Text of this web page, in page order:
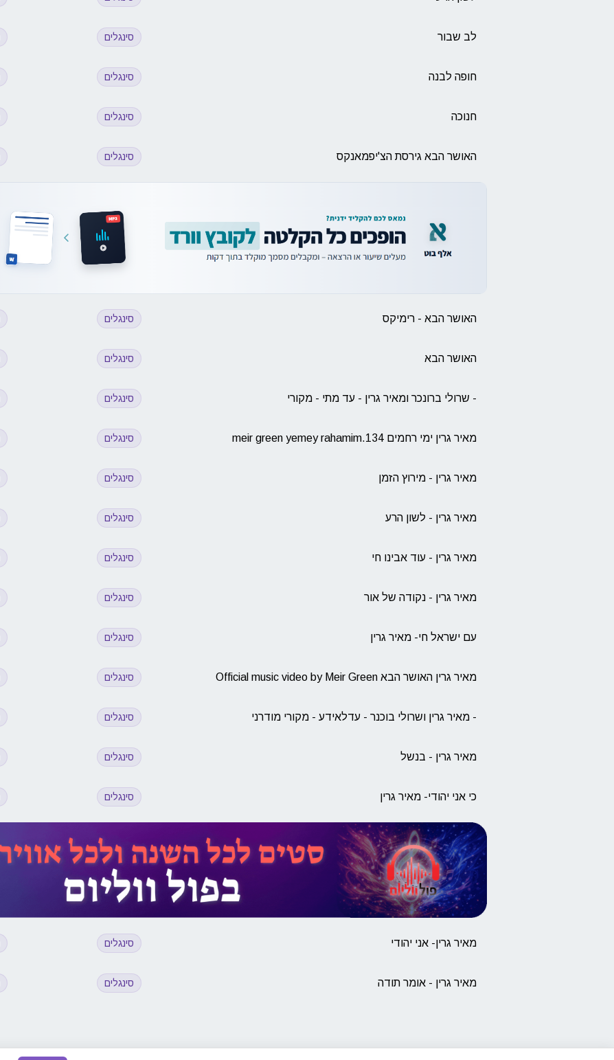
לב שבור סינגלים
חופה לבנה סינגלים
חנוכה סינגלים
האושר הבא גירסת הצ'יפמאנקס סינגלים
האושר הבא - רימיקס סינגלים
האושר הבא סינגלים
- שרולי ברונכר ומאיר גרין - עד מתי - מקורי סינגלים
מאיר גרין ימי רחמים meir green yemey rahamim.134 סינגלים
מאיר גרין - מירוץ הזמן סינגלים
מאיר גרין - לשון הרע סינגלים
מאיר גרין - עוד אבינו חי סינגלים
מאיר גרין - נקודה של אור סינגלים
עם ישראל חי- מאיר גרין סינגלים
מאיר גרין האושר הבא Official music video by Meir Green סינגלים
- מאיר גרין ושרולי בוכנר - עדלאידע - מקורי מודרני סינגלים
מאיר גרין - בנשל סינגלים
כי אני יהודי- מאיר גרין סינגלים
מאיר גרין- אני יהודי סינגלים
מאיר גרין - אומר תודה סינגלים